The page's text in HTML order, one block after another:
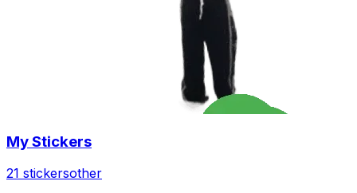
My Stickers
21 stickersother